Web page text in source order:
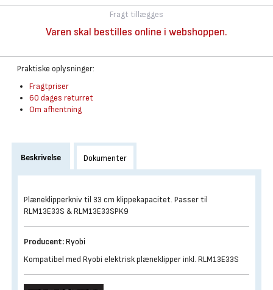
Fragt tillægges
Varen skal bestilles online i webshoppen.
Praktiske oplysninger:
Fragtpriser
60 dages returret
Om afhentning
Beskrivelse Dokumenter
Plæneklipperkniv til 33 cm klippekapacitet. Passer til
RLM13E33S & RLM13E33SPK9
Producent:Ryobi
Kompatibel med Ryobi elektrisk plæneklipper inkl. RLM13E33S